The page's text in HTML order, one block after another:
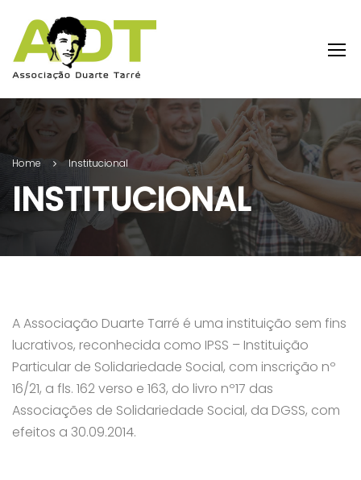
Home Institucional
INSTITUCIONAL
A Associação Duarte Tarré é uma instituição sem fins
lucrativos, reconhecida como IPSS – Instituição
Particular de Solidariedade Social, com inscrição nº
16/21, a fls. 162 verso e 163, do livro nº17 das
Associações de Solidariedade Social, da DGSS, com
efeitos a 30.09.2014.